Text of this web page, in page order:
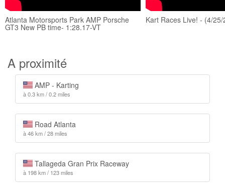
Atlanta Motorsports Park AMP Porsche
GT3 New PB time- 1:28.17-VT
Kart Races Live! - (4/25/
A proximité
AMP - Karting
à 0.3 km / 0.2 miles
Road Atlanta
à 46 km / 28 miles
Tallageda Gran Prix Raceway
à 198 km / 123 miles